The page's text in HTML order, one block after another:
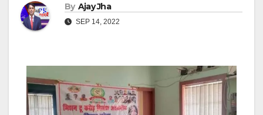
By Ajay Jha
SEP 14, 2022